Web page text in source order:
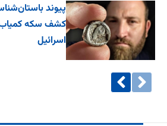
پیوند
کشف سکه
اسرائیل